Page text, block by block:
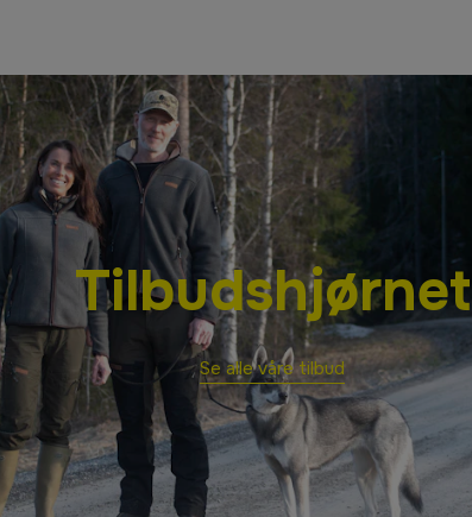
Tilbudshjørnet
Se alle våre tilbud